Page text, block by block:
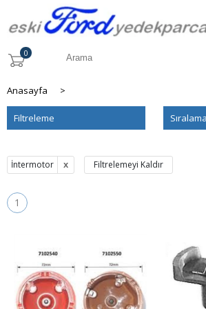
0
Anasayfa >
Filtreleme Sıralama
İntermotor Filtrelemeyi Kaldır
1